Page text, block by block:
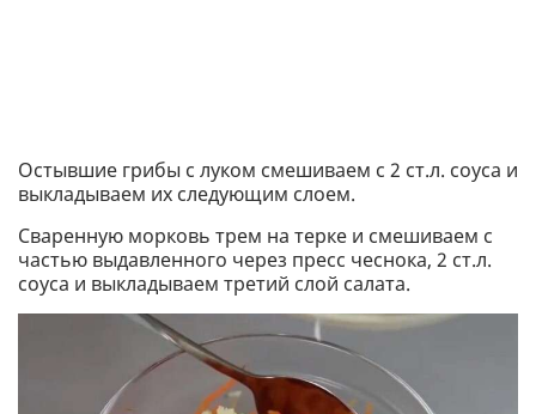
Остывшие грибы с луком смешиваем с 2 ст.л. соуса и
выкладываем их следующим слоем.
Сваренную морковь трем на терке и смешиваем с
частью выдавленного через пресс чеснока, 2 ст.л.
соуса и выкладываем третий слой салата.